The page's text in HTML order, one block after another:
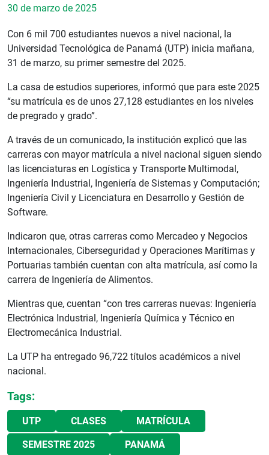
30 de marzo de 2025
Con 6 mil 700 estudiantes nuevos a nivel nacional, la
Universidad Tecnológica de Panamá (UTP) inicia mañana,
31 de marzo, su primer semestre del 2025.
La casa de estudios superiores, informó que para este 2025
“su matrícula es de unos 27,128 estudiantes en los niveles
de pregrado y grado”.
A través de un comunicado, la institución explicó que las
carreras con mayor matrícula a nivel nacional siguen siendo
las licenciaturas en Logística y Transporte Multimodal,
Ingeniería Industrial, Ingeniería de Sistemas y Computación;
Ingeniería Civil y Licenciatura en Desarrollo y Gestión de
Software.
Indicaron que, otras carreras como Mercadeo y Negocios
Internacionales, Ciberseguridad y Operaciones Marítimas y
Portuarias también cuentan con alta matrícula, así como la
carrera de Ingeniería de Alimentos.
Mientras que, cuentan “con tres carreras nuevas: Ingeniería
Electrónica Industrial, Ingeniería Química y Técnico en
Electromecánica Industrial.
La UTP ha entregado 96,722 títulos académicos a nivel
nacional.
Tags:
UTP CLASES MATRÍCULA
SEMESTRE 2025 PANAMÁ